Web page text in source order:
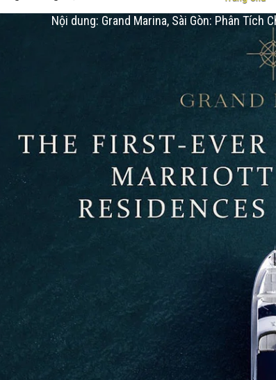
Nội dung: Grand Marina, Sài Gòn: Phân Tích